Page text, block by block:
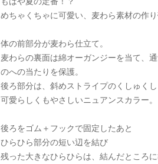
めちゃくちゃに可愛い、麦わら素材の作り
体の前部分が麦わら仕立て。
麦わらの裏面は綿オーガンジーを当て、
のへの当たりを保護。
後ろ部分は、斜めストライプのくしゅく
可愛らしくもやさしいニュアンスカラー。
後ろをゴム＋フックで固定したあと
ひらひら部分の短い辺を結び
残った大きなひらひらは、結んだところに